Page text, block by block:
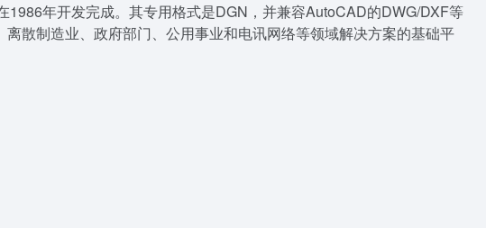
年开发完成。其专用格式是DGN，并兼容AutoCAD的DWG/DXF等
散制造业、政府部门、公用事业和电讯网络等领域解决方案的基础平